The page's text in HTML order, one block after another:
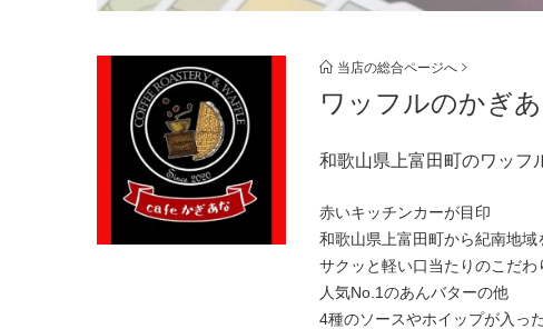
当店の総合ページへ
ワッフルのかぎ
和歌山県上富田町のワッフ
赤いキッチンカーが目印
和歌山県上富田町から紀南地域
サクッと軽い口当たりのこだ
人気No.1のあんバターの他
4種のソースやホイップが入っ